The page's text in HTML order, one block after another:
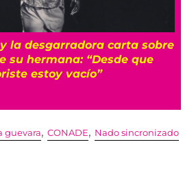
la desgarradora carta sobre
su hermana: “Desde que
estoy vacío”
guevara,CONADE, Nado sincronizado